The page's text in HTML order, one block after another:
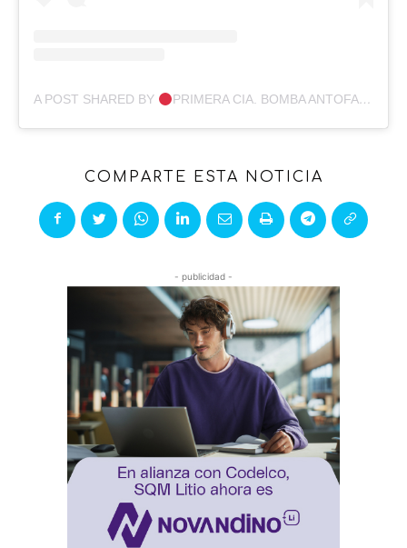
A POST SHARED BY PRIMERA CIA. BOMBA ANTOFAGASTA. (@BOMBA_ANTOFAGASTA)
COMPARTE ESTA NOTICIA
- publicidad -